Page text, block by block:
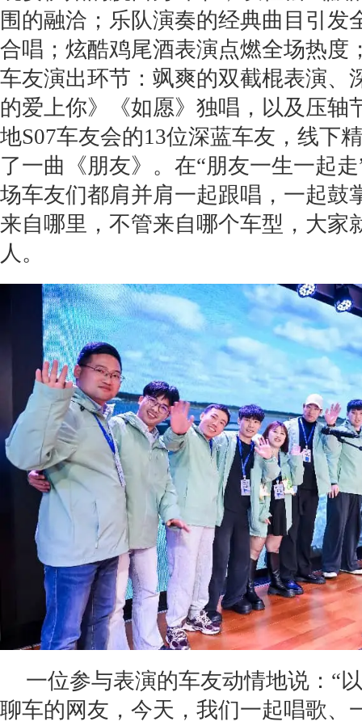
围的融洽；乐队演奏的经典曲目引发
合唱；炫酷鸡尾酒表演点燃全场热度
车友演出环节：飒爽的双截棍表演、
的爱上你》《如愿》独唱，以及压
地S07车友会的13位深蓝车友，线下
了一曲《朋友》。在“朋友一生一起
场车友们都肩并肩一起跟唱，一起鼓
来自哪里，不管来自哪个车型，大家
人。
一位参与表演的车友动情地说：“
聊车的网友，今天，我们一起唱歌、